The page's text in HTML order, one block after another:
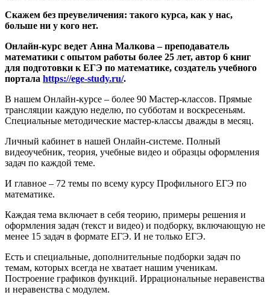
Скажем без преувеличения: такого курса, как у нас,
больше ни у кого нет.
Онлайн-курс ведет Анна Малкова – преподаватель
математики с опытом работы более 25 лет, автор 6 книг
для подготовки к ЕГЭ по математике, создатель учебного
портала https://ege-study.ru/.
В нашем Онлайн-курсе – более 90 Мастер-классов. Прямые
трансляции каждую неделю, по субботам и воскресеньям.
Специальные методические мастер-классы дважды в месяц.
Личный кабинет в нашей Онлайн-системе. Полный
видеоучебник, теория, учебные видео и образцы оформления
задач по каждой теме.
И главное – 72 темы по всему курсу Профильного ЕГЭ по
математике.
Каждая тема включает в себя теорию, примеры решения и
оформления задач (текст и видео) и подборку, включающую не
менее 15 задач в формате ЕГЭ. И не только ЕГЭ.
Есть и специальные, дополнительные подборки задач по
темам, которых всегда не хватает нашим ученикам.
Построение графиков функций. Иррациональные неравенства
и неравенства с модулем.